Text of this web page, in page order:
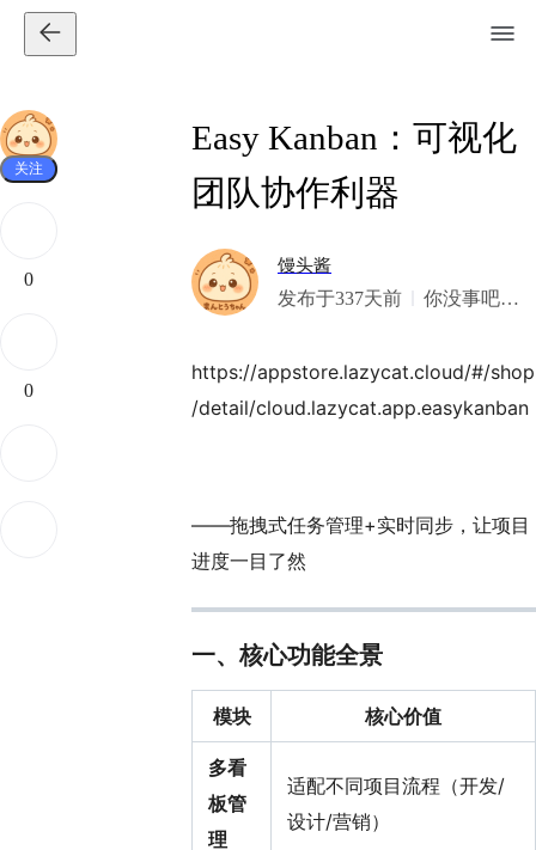
关注
0
0
Easy Kanban：可视化
团队协作利器
馒头酱
发布于337天前
你没事吧？
https://appstore.lazycat.cloud/#/shop
/detail/cloud.lazycat.app.easykanban
——拖拽式任务管理+实时同步，让项目
进度一目了然
一、核心功能全景
模块 核心价值
多看
板管
理
适配不同项目流程（开发/
设计/营销）